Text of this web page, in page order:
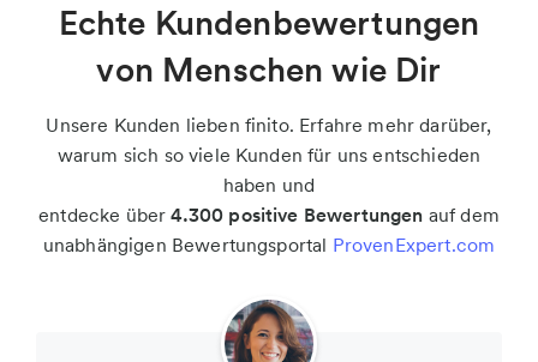
Echte Kundenbewertungen
von Menschen wie Dir
Unsere Kunden lieben finito. Erfahre mehr darüber,
warum sich so viele Kunden für uns entschieden
haben und
entdecke über4.300 positive Bewertungen auf dem
unabhängigen Bewertungsportal ProvenExpert.com